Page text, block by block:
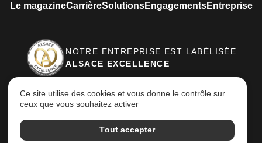
Le magazineCarrièreSolutionsEngagementsEntreprise
NOTRE ENTREPRISE EST LABÉLISÉE
ALSACE EXCELLENCE
Ce site utilise des cookies et vous donne le contrôle sur
ceux que vous souhaitez activer
Tout accepter